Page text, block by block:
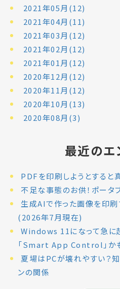
2021年05月(12)
2021年04月(11)
2021年03月(12)
2021年02月(12)
2021年01月(12)
2020年12月(12)
2020年11月(12)
2020年10月(13)
2020年08月(3)
最近のエ
PDFを印刷しようとすると
不足な事態のお供！ポータ
生成AIで作った画像を印刷
(2026年7月現在)
Windows 11になって急に
「Smart App Control」か
夏場はPCが壊れやすい？知
ンの関係